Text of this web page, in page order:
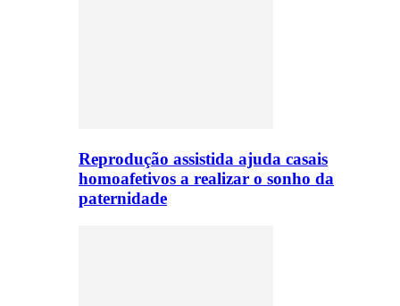
Reprodução assistida ajuda casais
homoafetivos a realizar o sonho da
paternidade